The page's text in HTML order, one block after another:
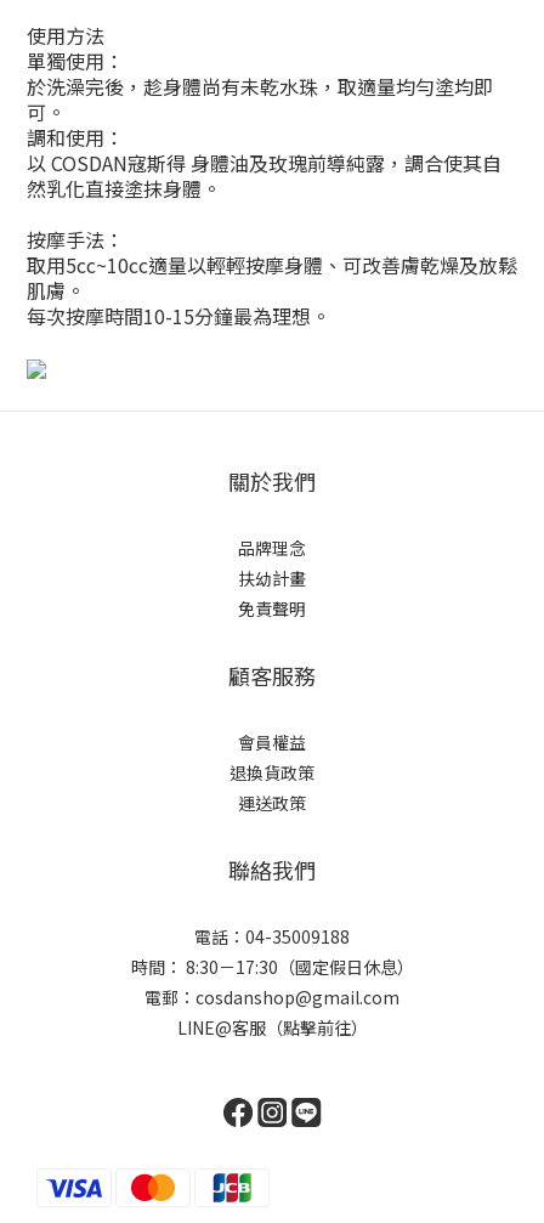
使用方法
單獨使用：
於洗澡完後，趁身體尚有未乾水珠，取適量均勻塗均即
可。
調和使用：
以 COSDAN寇斯得 身體油及玫瑰前導純露，調合使其自
然乳化直接塗抹身體。
按摩手法：
取用5cc~10cc適量以輕輕按摩身體、可改善膚乾燥及放鬆
肌膚。
每次按摩時間10-15分鐘最為理想。
關於我們
品牌理念
扶幼計畫
免責聲明
顧客服務
會員權益
退換貨政策
運送政策
聯絡我們
電話：04-35009188
時間： 8:30－17:30（國定假日休息）
電郵：cosdanshop@gmail.com
LINE@客服（點擊前往）